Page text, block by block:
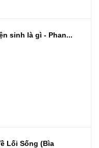
sinh là gì - Phan...
Lối Sống (Bìa